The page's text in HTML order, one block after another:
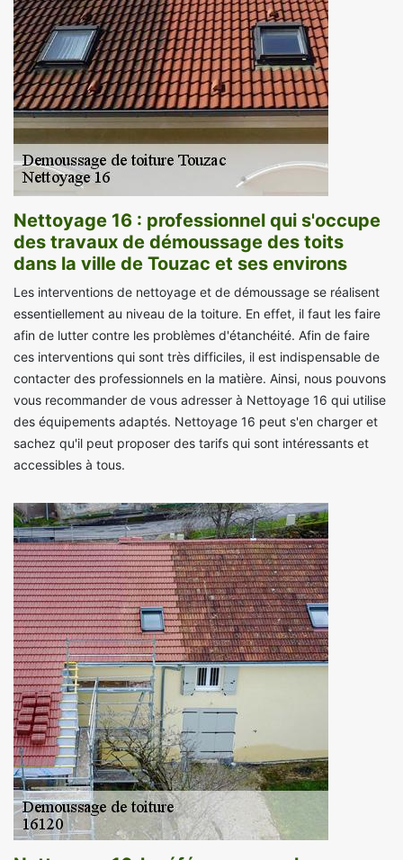
Nettoyage 16 : professionnel qui s'occupe
des travaux de démoussage des toits
dans la ville de Touzac et ses environs
Les interventions de nettoyage et de démoussage se réalisent
essentiellement au niveau de la toiture. En effet, il faut les faire
afin de lutter contre les problèmes d'étanchéité. Afin de faire
ces interventions qui sont très difficiles, il est indispensable de
contacter des professionnels en la matière. Ainsi, nous pouvons
vous recommander de vous adresser à Nettoyage 16 qui utilise
des équipements adaptés. Nettoyage 16 peut s'en charger et
sachez qu'il peut proposer des tarifs qui sont intéressants et
accessibles à tous.